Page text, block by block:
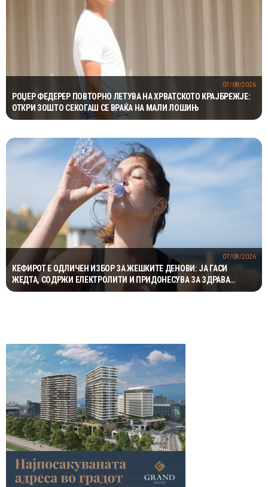
РОЏЕР ФЕДЕРЕР ПОВТОРНО ЛЕТУВА НА ХРВАТСКОТО КРАЈБРЕЖЈЕ:
ОТКРИ ЗОШТО СЕКОГАШ СЕ ВРАЌА НА МАЛИ ЛОШИЊ
07/08/2026
КЕФИРОТ Е ОДЛИЧЕН ИЗБОР ЗА ЖЕШКИТЕ ДЕНОВИ: ЈА ГАСИ
ЖЕДТА, СОДРЖИ ЕЛЕКТРОЛИТИ И ПРИДОНЕСУВА ЗА ЗДРАВА
ДИГЕСТИЈА
07/08/2026